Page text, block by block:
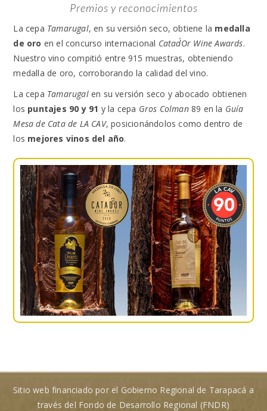
Premios y reconocimientos
La cepa Tamarugal, en su versión seco, obtiene la medalla
de oro en el concurso internacional Catad´Or Wine Awards.
Nuestro vino compitió entre 915 muestras, obteniendo
medalla de oro, corroborando la calidad del vino.
La cepa Tamarugalen su versión seco y abocado obtienen
los puntajes 90 y 91 y la cepa Gros Colman89 en la Guía
Mesa de Cata de LA CAV, posicionándolos como dentro de
los mejores vinos del año.
Sitio web financiado por el Gobierno Regional de Tarapacá a
través del Fondo de Desarrollo Regional (FNDR)